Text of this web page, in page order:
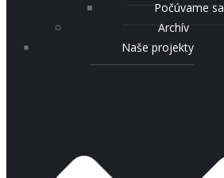
Počúvame sa
Archív
Naše projekty